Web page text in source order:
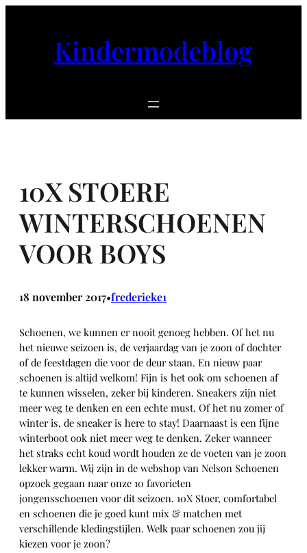
Kindermodeblog
10X STOERE
WINTERSCHOENEN
VOOR BOYS
18 november 2017•frederieke1
Schoenen, we kunnen er nooit genoeg hebben. Of het nu
het nieuwe seizoen is, de verjaardag van je zoon of dochter
of de feestdagen die voor de deur staan. En nieuw paar
schoenen is altijd welkom! Fijn is het ook om schoenen af
te kunnen wisselen, zeker bij kinderen. Sneakers zijn niet
meer weg te denken en een echte must. Of het nu zomer of
winter is, de sneaker is here to stay! Daarnaast is een fijne
winterboot ook niet meer weg te denken. Zeker wanneer
het straks echt koud wordt houden ze de voeten van je zoon
lekker warm. Wij zijn in de webshop van Nelson Schoenen
opzoek gegaan naar onze 10 favorieten
jongensschoenen voor dit seizoen. 10X Stoer, comfortabel
en schoenen die je goed kunt mix & matchen met
verschillende kledingstijlen. Welk paar schoenen zou jij
kiezen voor je zoon?